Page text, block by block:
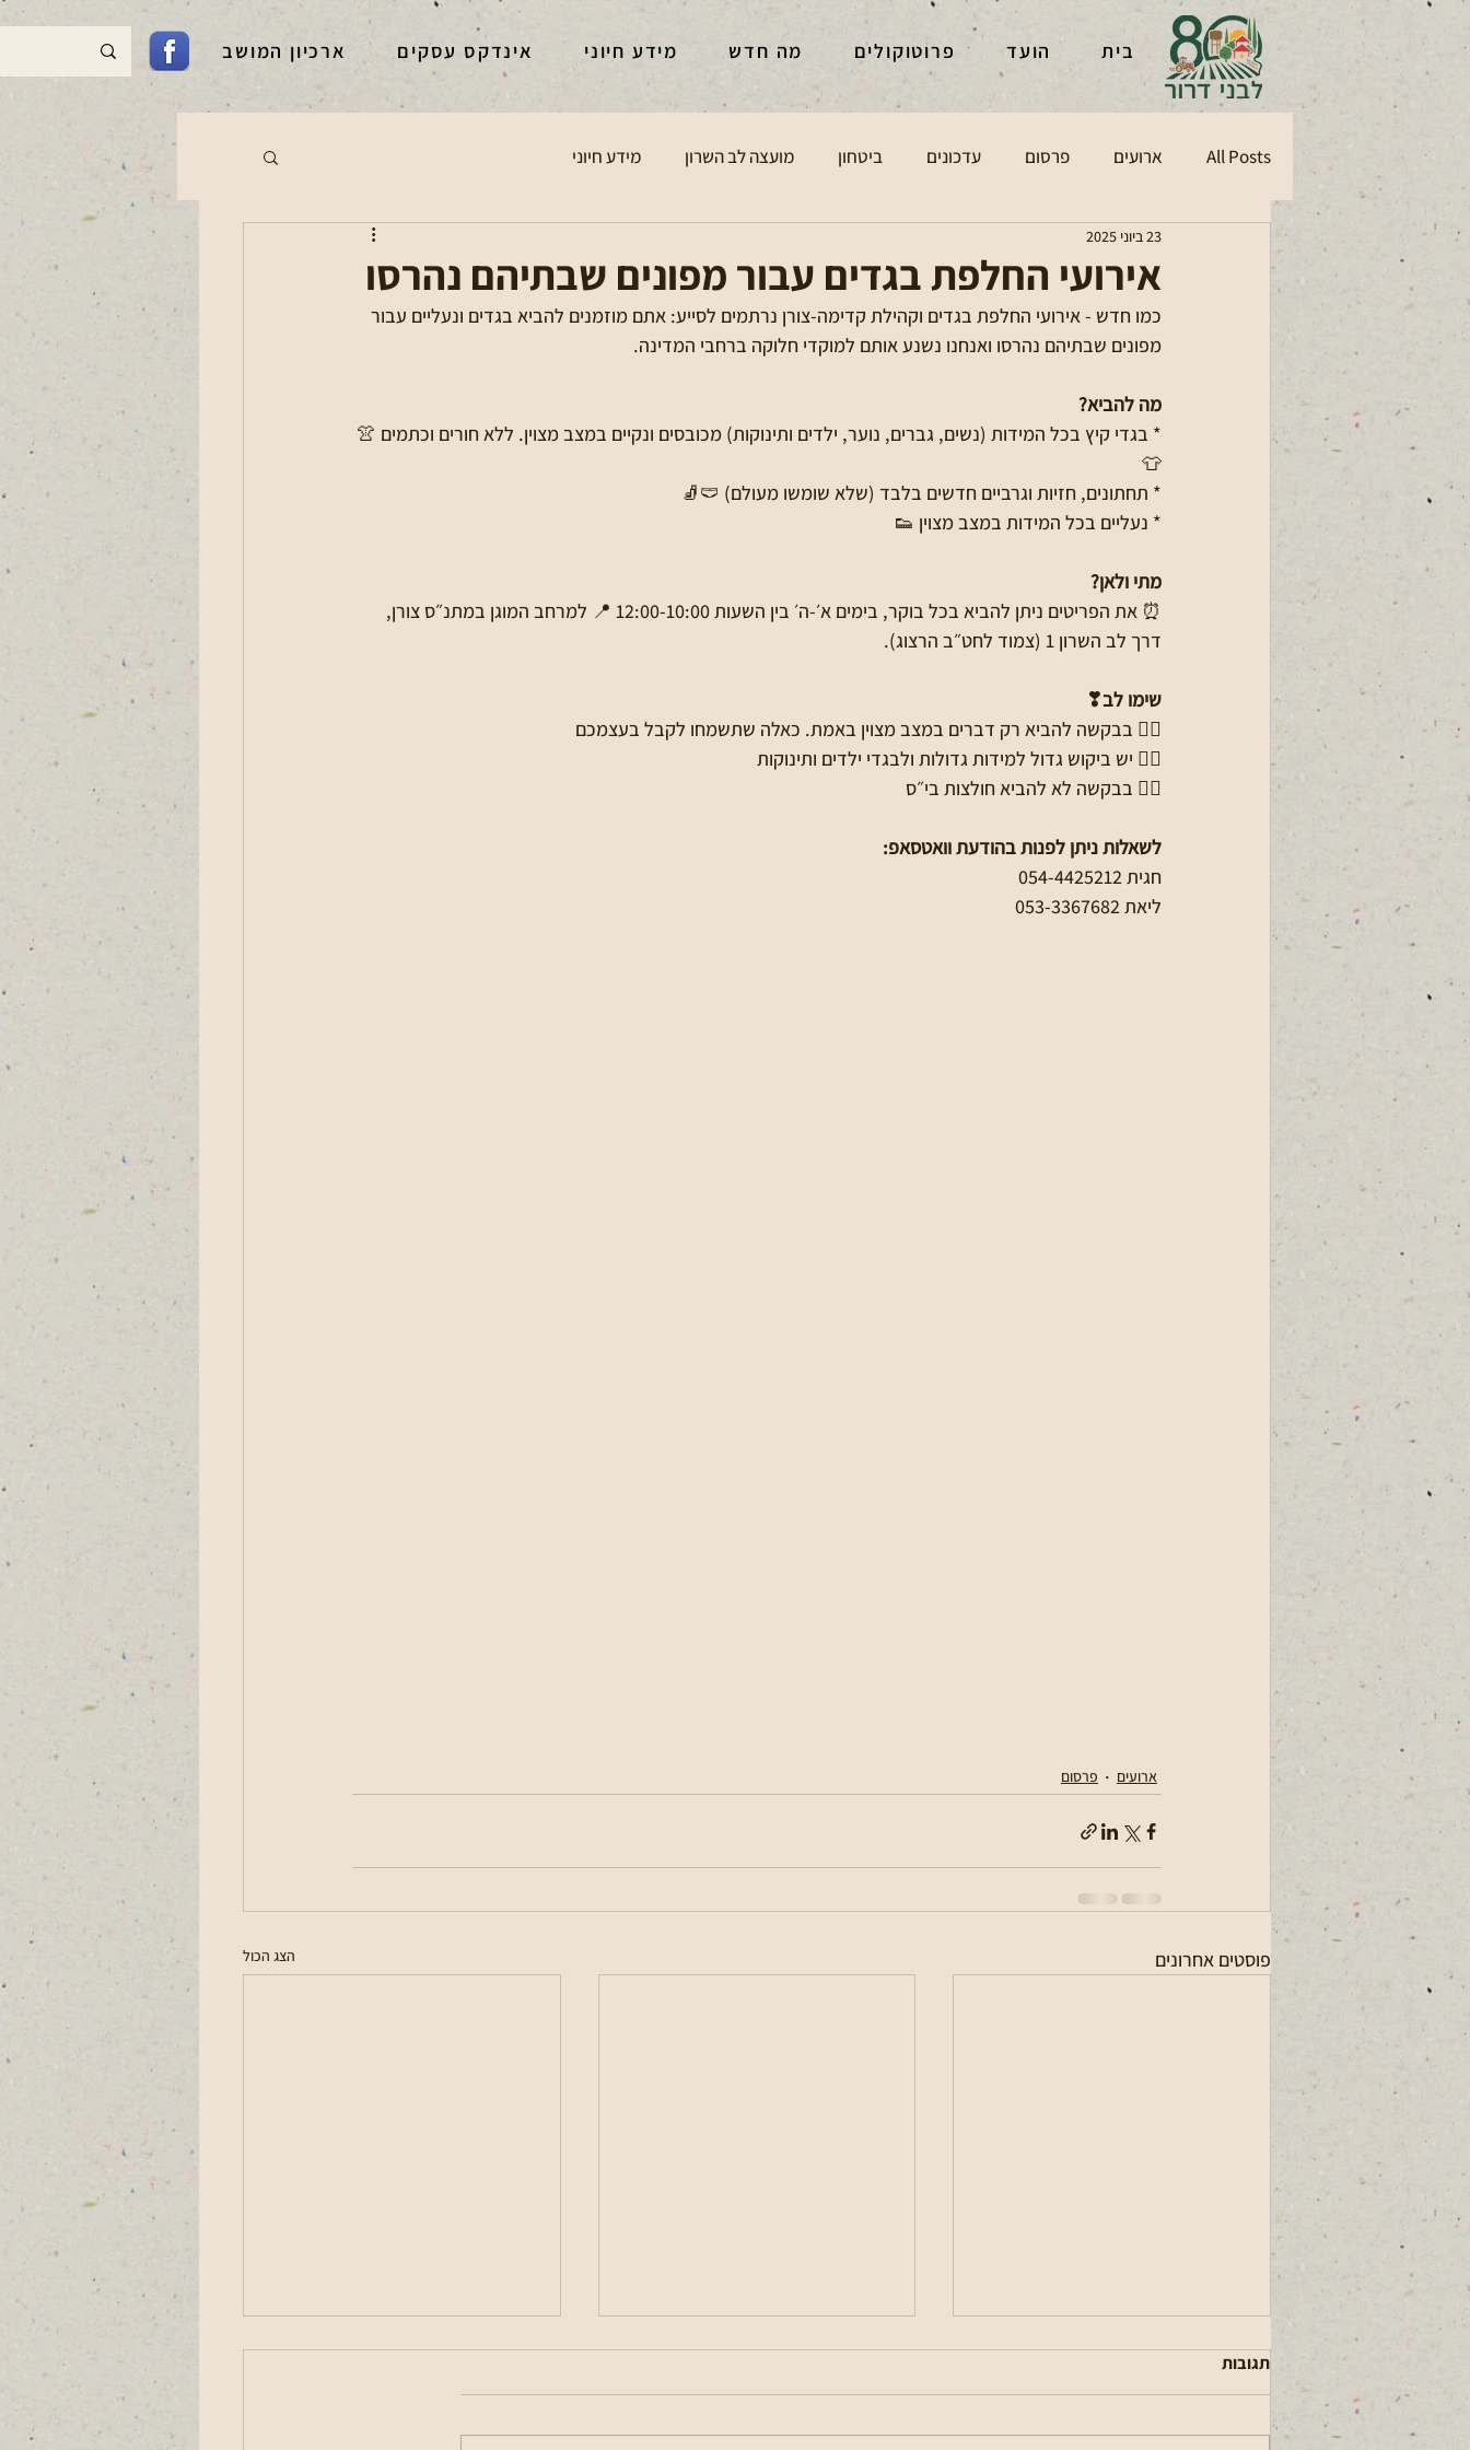
בית הועד פרוטוקולים מה חדש מידע חיוני אינדקס עסקים ארכיון המושב
All Posts ארועים פרסום עדכונים ביטחון מועצה לב השרון מידע חיוני
אירועי החלפת בגדים עבור מפונים שבתיהם נהרסו
23 ביוני 2025
כמו חדש - אירועי החלפת בגדים וקהילת קדימה-צורן נרתמים לסייע: אתם מוזמנים להביא בגדים ונעליים עבור
מפונים שבתיהם נהרסו ואנחנו נשנע אותם למוקדי חלוקה ברחבי המדינה.
מה להביא?
* בגדי קיץ בכל המידות (נשים, גברים, נוער, ילדים ותינוקות) מכובסים ונקיים במצב מצוין. ללא חורים וכתמים 👚
👕
* תחתונים, חזיות וגרביים חדשים בלבד (שלא שומשו מעולם) 🩲🧦
* נעליים בכל המידות במצב מצוין 👟
מתי ולאן?
⏰ את הפריטים ניתן להביא בכל בוקר, בימים א׳-ה׳ בין השעות 12:00-10:00 📍 למרחב המוגן במתנ״ס צורן,
דרך לב השרון 1 (צמוד לחט״ב הרצוג).
שימו לב❣
👈🏻 בבקשה להביא רק דברים במצב מצוין באמת. כאלה שתשמחו לקבל בעצמכם
👈🏻 יש ביקוש גדול למידות גדולות ולבגדי ילדים ותינוקות
👈🏻 בבקשה לא להביא חולצות בי״ס
לשאלות ניתן לפנות בהודעת וואטסאפ:
חגית 054-4425212
ליאת 053-3367682
ארועים פרסום
פוסטים אחרונים הצג הכול
תגובות